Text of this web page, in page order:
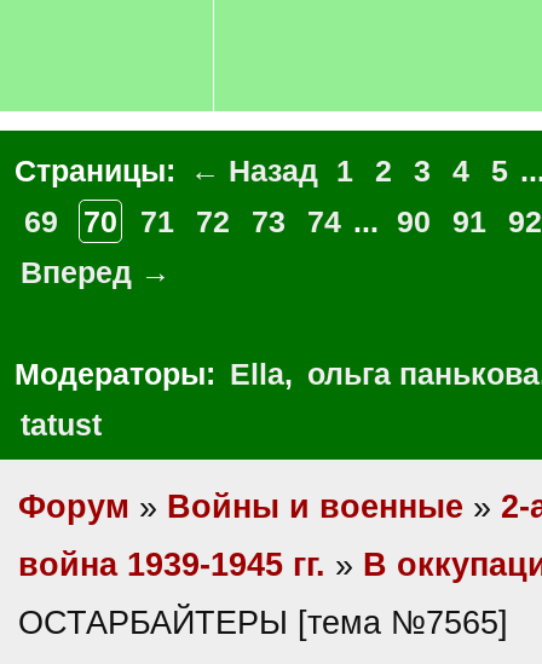
Страницы: ← Назад 1 2 3 4 5
69
70 71 72 73 74 ... 90 91
92
Вперед →
Модераторы: Ella, ольга панькова
tatust
Форум » Войны и военные » 2-
война 1939-1945 гг. » В
ОСТАРБАЙТЕРЫ [тема №7565]